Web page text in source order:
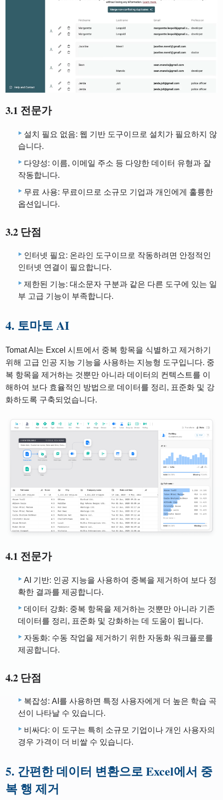
3.1 전문가
설치 필요 없음: 웹 기반 도구이므로 설치가 필요하지 않
습니다.
다양성: 이름, 이메일 주소 등 다양한 데이터 유형과 잘
작동합니다.
무료 사용: 무료이므로 소규모 기업과 개인에게 훌륭한
옵션입니다.
3.2 단점
인터넷 필요: 온라인 도구이므로 작동하려면 안정적인
인터넷 연결이 필요합니다.
제한된 기능: 대소문자 구분과 같은 다른 도구에 있는 일
부 고급 기능이 부족합니다.
4. 토마토 AI
Tomat AI는 Excel 시트에서 중복 항목을 식별하고 제거하기
위해 고급 인공 지능 기능을 사용하는 지능형 도구입니다. 중
복 항목을 제거하는 것뿐만 아니라 데이터의 컨텍스트를 이
해하여 보다 효율적인 방법으로 데이터를 정리, 표준화 및 강
화하도록 구축되었습니다.
4.1 전문가
AI 기반: 인공 지능을 사용하여 중복을 제거하여 보다 정
확한 결과를 제공합니다.
데이터 강화: 중복 항목을 제거하는 것뿐만 아니라 기존
데이터를 정리, 표준화 및 강화하는 데 도움이 됩니다.
자동화: 수동 작업을 제거하기 위한 자동화 워크플로를
제공합니다.
4.2 단점
복잡성: AI를 사용하면 특정 사용자에게 더 높은 학습 곡
선이 나타날 수 있습니다.
비싸다: 이 도구는 특히 소규모 기업이나 개인 사용자의
경우 가격이 더 비쌀 수 있습니다.
5. 간편한 데이터 변환으로 Excel에서 중
복 행 제거